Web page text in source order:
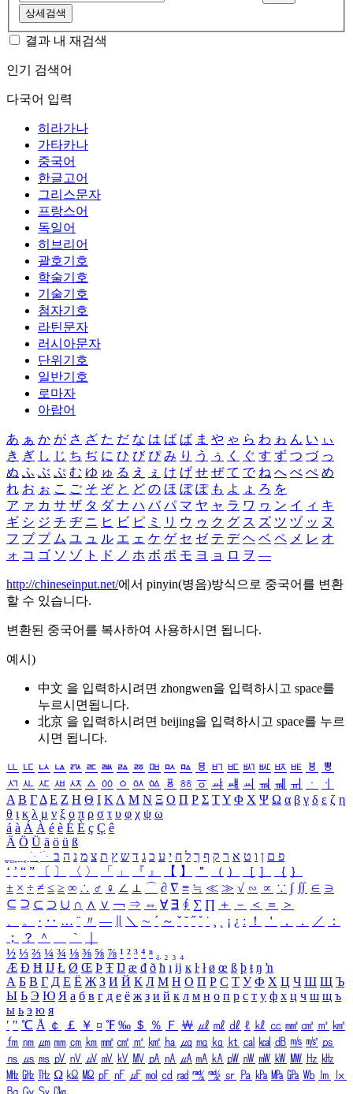
상세검색
결과 내 재검색
인기 검색어
다국어 입력
히라가나
가타카나
중국어
한글고어
그리스문자
프랑스어
독일어
히브리어
괄호기호
학술기호
기술기호
첨자기호
라틴문자
러시아문자
단위기호
일반기호
로마자
아랍어
あ ぁ か が さ ざ た だ な は ば ぱ ま や ゃ ら わ ゎ ん い ぃ
き ぎ し じ ち ぢ に ひ び ぴ み り う ぅ く ぐ す ず つ づ っ
ぬ ふ ぶ ぷ む ゆ ゅ る え ぇ け げ せ ぜ て で ね へ べ ぺ め
れ お ぉ こ ご そ ぞ と ど の ほ ぼ ぽ も よ ょ ろ を
ア ァ カ サ ザ タ ダ ナ ハ バ パ マ ヤ ャ ラ ワ ヮ ン イ ィ キ
ギ シ ジ チ ヂ ニ ヒ ビ ピ ミ リ ウ ゥ ク グ ス ズ ツ ヅ ッ ヌ
フ ブ プ ム ユ ュ ル エ ェ ケ ゲ セ ゼ テ デ ヘ ベ ペ メ レ オ
ォ コ ゴ ソ ゾ ト ド ノ ホ ボ ポ モ ヨ ョ ロ ヲ ―
http://chineseinput.net/에서 pinyin(병음)방식으로 중국어를 변환
할 수 있습니다.
변환된 중국어를 복사하여 사용하시면 됩니다.
예시)
中文 을 입력하시려면 zhongwen을 입력하시고 space를
누르시면됩니다.
北京 을 입력하시려면 beijing을 입력하시고 space를 누르
시면 됩니다.
ㅥ ㅦ ㅧ ㅨ ㅩ ㅪ ㅫ ㅬ ㅭ ㅮ ㅯ ㅰ ㅱ ㅲ ㅳ ㅴ ㅵ ㅶ ㅷ ㅸ
ㅹ
ㅺ ㅻ ㅼ ㅽ ㅾ ㅿ ㆀ ㆁ ㆂ ㆃ ㆄ ㆅ ㆆ ㆇ ㆈ ㆉ ㆊ ㆋ ㆌ ㆍ
ㆎ
Α Β ΓΔ Ε Ζ Η Θ Ι ΚΛ Μ Ν Ξ Ο Π Ρ Σ ΤΥ Φ Χ Ψ Ω α β γ δ ε ζ η
θ ι κ λ μ ν ξ ο π ρ σ τ υ φ χ ψ ω
á à Á À é è É È ç Ç ê
Ä Ö Ü ä ö ü ß
ִֶֹ ֻּ ׁׂ פ ם ן ו ט א ר ק ף ך ל ח י ע כ ג ד ש ץ ת צ מ נ ה ב
‘ ’ “ ” 〔 〕 〈 〉 「 」 『 』 【 】 ＂ （ ） ［ ］ ｛ ｝
± × ÷ ≠ ≤ ≥ ∞ ∴ ♂ ♀ ∠ ⊥ ⌒ ∂ ∇ ≡ ≒ ≪ ≫ √ ∽ ∝ ∵ ∫ ∬ ∈ ∋
⊆ ⊇ ⊂ ⊃ ∪ ∩ ∧ ∨ ￢ ⇒ ⇔ ∀ ∃ ∮ ∑ ∏ ＋ － ＜ ＝
＞
、
。 · ‥ … ¨ 〃 ― ＼ ∼ ´ ～ ˇ ˘ ˝ ˚ ˙ ¸ ¡ ¿ ː ！ ＇ ， ． ／
：
；
？ ＾ ｀
½ ⅓ ⅔ ¼ ¾ ⅛ ⅜ ⅝ ⅞ ¹ ² ³ ⁴ ⁿ ₁ ₂ ₃ ₄
Æ Ð Ħ Ĳ Ł Ø Œ Þ Ŧ Ŋ æ đ ð ħ ı ĳ ĸ ŀ ł ø œ ß þ ŧ ŋ ŉ
А Б В Г Д Е Ё Ж З И Й К Л М Н О П Р С Т У Ф Х Ц Ч Ш Щ Ъ
Ы Ь Э Ю Я а б в г д е ё ж з и й к л м н о п р с т у ф х ц ч ш щ ъ
ы ь э ю я
′ ″ ℃ Å ￠ ￡ ￥ ¤ ℉ ‰ ＄ ％ Ｆ ￦ ㎕ ㎖ ㎗ ℓ ㎘ ㏄ ㎣ ㎤ ㎥ ㎦
㎙ ㎚ ㎛ ㎜ ㎝ ㎞ ㎟ ㎠ ㎡ ㎢ ㏊ ㎍ ㎎ ㎏ ㏏ ㎈ ㎉ ㏈ ㎧ ㎨ ㎰
㎱ ㎲ ㎳ ㎴ ㎵ ㎶ ㎷ ㎸ ㎹ ㎀ ㎁ ㎂ ㎃ ㎄ ㎺ ㎻ ㎽ ㎾ ㎿ ㎐ ㎑
㎒ ㎓ ㎔ Ω ㏀ ㏁ ㎊ ㎋ ㎌ ㏖ ㏅ ㎭ ㎮ ㎯ ㏛ ㎩ ㎪ ㎫ ㎬ ㏝ ㏐
㏓